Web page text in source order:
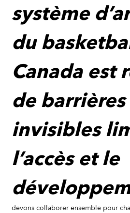
système
du
Canada est
de barrières
invisibles
l’accès et le
devons collaborer ensemble pour